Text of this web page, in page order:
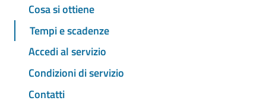
Cosa si ottiene
Tempi e scadenze
Accedi al servizio
Condizioni di servizio
Contatti